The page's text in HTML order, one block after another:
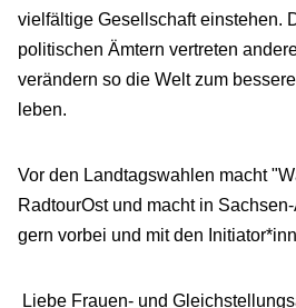
vielfältige Gesellschaft einstehen.
politischen Ämtern vertreten
verändern so die Welt zum
leben.
Vor den Landtagswahlen macht
RadtourOst und macht in
gern vorbei und mit den
Liebe Frauen- und